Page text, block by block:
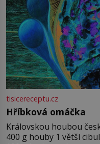
tisicereceptu.cz
Hříbková omáčka
Královskou houbou českých
400 g houby 1 větší